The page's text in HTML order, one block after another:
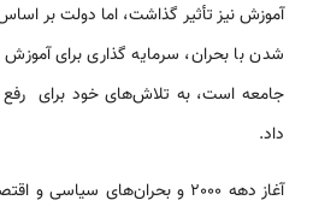
آموزش نیز تأثیر گذاشت، اما دولت بر
شدن با بحران، سرمایه گذاری برای
جامعه است، به تلاش‌های خود برای رفع
داد.
آغاز دهه 2000 و بحران‌های